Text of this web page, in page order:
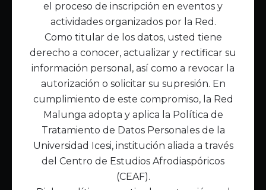
Enlaces de interés
Publicaciones
Noticias
Contáctanos
Política de Tratamiento de Datos
el proceso de inscripción en eventos y
actividades organizados por la Red.
Como titular de los datos, usted tiene
derecho a conocer, actualizar y rectificar su
información personal, así como a revocar la
autorización o solicitar su supresión. En
cumplimiento de este compromiso, la Red
Malunga adopta y aplica la Política de
Tratamiento de Datos Personales de la
Universidad Icesi, institución aliada a través
del Centro de Estudios Afrodiaspóricos
(CEAF).